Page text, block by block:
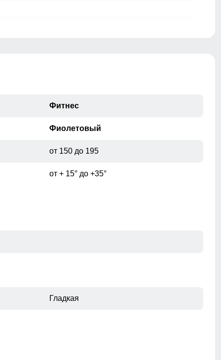
Фитнес
Фиолетовый
от 150 до 195
от + 15° до +35°
Гладкая